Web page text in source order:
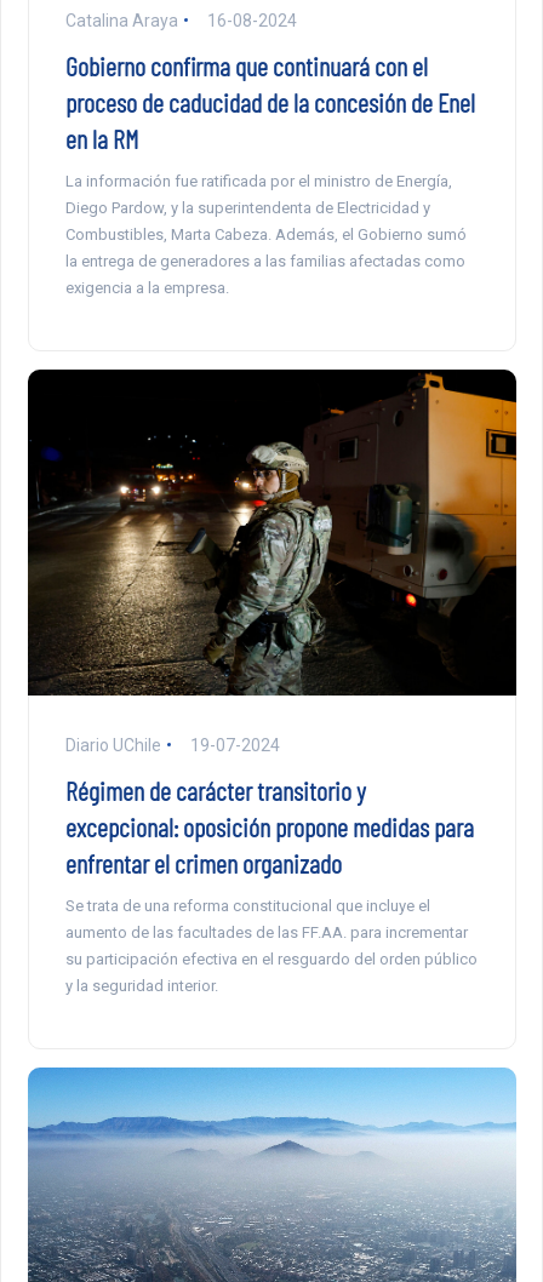
Catalina Araya 16-08-2024
Gobierno confirma que continuará con el
proceso de caducidad de la concesión de Enel
en la RM
La información fue ratificada por el ministro de Energía,
Diego Pardow, y la superintendenta de Electricidad y
Combustibles, Marta Cabeza. Además, el Gobierno sumó
la entrega de generadores a las familias afectadas como
exigencia a la empresa.
Diario UChile 19-07-2024
Régimen de carácter transitorio y
excepcional: oposición propone medidas para
enfrentar el crimen organizado
Se trata de una reforma constitucional que incluye el
aumento de las facultades de las FF.AA. para incrementar
su participación efectiva en el resguardo del orden público
y la seguridad interior.